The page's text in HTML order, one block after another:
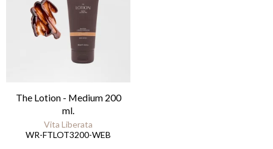
The Lotion - Medium 200
ml.
Vita Liberata
WR-FTLOT3200-WEB